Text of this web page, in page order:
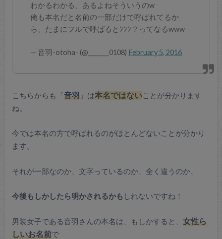
わかるわかる、あるよねそういうのw
俺も本名だと名前の一部だけで呼ばれてるか
ら、たまにフルで呼ばるとﾝﾝﾝ？ってなるwww
— 音羽-otoha- (@_______0108) February 5, 2016
こちらからも「音羽」は本名ではないことが分かります
ね。
今では本名の方で呼ばれるのがほとんどないことが分かり
ます。
それが一部なのか、文字っているのか、全く違うのか、
今後もしかしたら明かされるかも しれないですね！
男装女子である音羽さんの本名は、もしかすると、 女性ら
しいお名前で